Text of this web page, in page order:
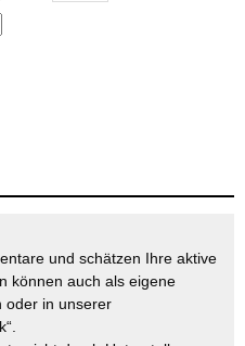
und schätzen Ihre aktive
können auch als eigene
oder in unserer